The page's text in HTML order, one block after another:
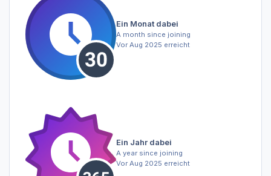
Ein Monat dabei
A month since joining
Vor Aug 2025 erreicht
Ein Jahr dabei
A year since joining
Vor Aug 2025 erreicht